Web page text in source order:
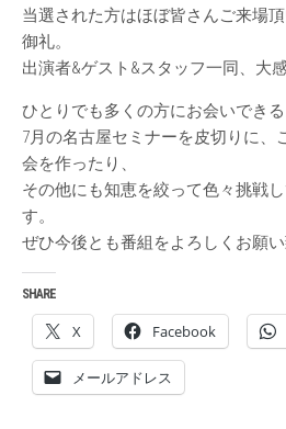
当選された方はほぼ皆さんご来場
御礼。
出演者&ゲスト&スタッフ一同、大
ひとりでも多くの方にお会いできる
7月の名古屋セミナーを皮切りに、
会を作ったり、
その他にも知恵を絞って色々挑戦
す。
ぜひ今後とも番組をよろしくお願い
SHARE
X Facebook
メールアドレス